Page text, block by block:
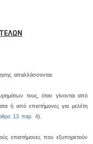
απαλλάσσονται:
τους, όταν γίνονται από
ή από επιστήμονες για μελέτη
13 παρ. 4).
επιστήμονες που εξυπηρετούν